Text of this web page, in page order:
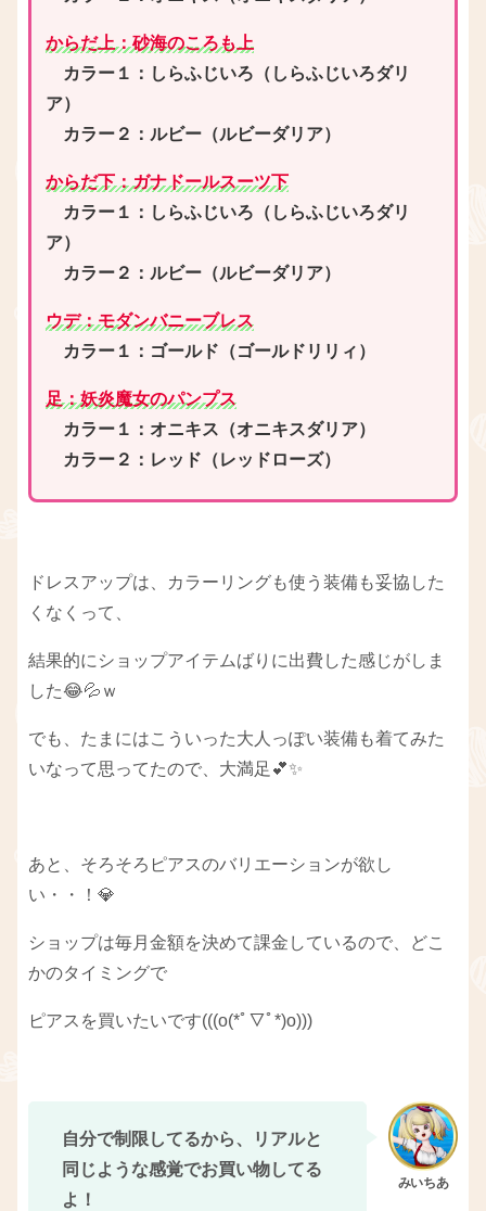
からだ上：砂海のころも上
カラー１：しらふじいろ（しらふじいろダリ
ア）
カラー２：ルビー（ルビーダリア）
からだ下：ガナドールスーツ下
カラー１： しらふじいろ（しらふじいろダリ
ア）
カラー２：ルビー（ルビーダリア）
ウデ：モダンバニーブレス
カラー１：ゴールド （ゴールドリリィ）
足：妖炎魔女のパンプス
カラー１： オニキス（オニキスダリア）
カラー２：レッド（レッドローズ）
ドレスアップは、カラーリングも使う装備も妥協した
くなくって、
結果的にショップアイテムばりに出費した感じがしま
した😂💦ｗ
でも、たまにはこういった大人っぽい装備も着てみた
いなって思ってたので、大満足💕✨
あと、そろそろピアスのバリエーションが欲し
い・・！💎
ショップは毎月金額を決めて課金しているので、どこ
かのタイミングで
ピアスを買いたいです(((o(*ﾟ▽ﾟ*)o)))
自分で制限してるから、リアルと
同じような感覚でお買い物してる
よ！